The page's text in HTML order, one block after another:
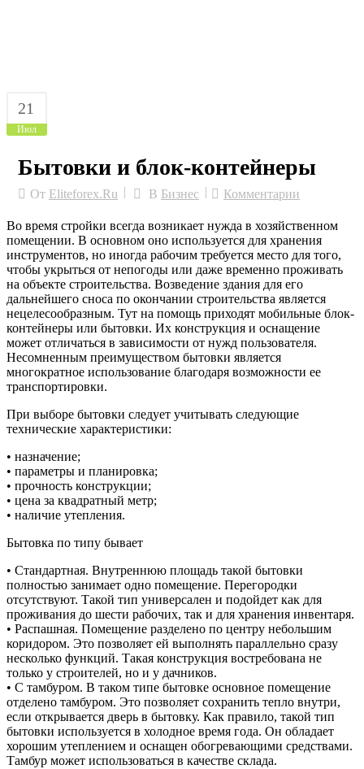
21
Июл
Бытовки и блок-контейнеры
От Eliteforex.ru В Бизнес Комментарии
Во время стройки всегда возникает нужда в хозяйственном
помещении. В основном оно используется для хранения
инструментов, но иногда рабочим требуется место для того,
чтобы укрыться от непогоды или даже временно проживать
на объекте строительства. Возведение здания для его
дальнейшего сноса по окончании строительства является
нецелесообразным. Тут на помощь приходят мобильные блок-
контейнеры или бытовки. Их конструкция и оснащение
может отличаться в зависимости от нужд пользователя.
Несомненным преимуществом бытовки является
многократное использование благодаря возможности ее
транспортировки.
При выборе бытовки следует учитывать следующие
технические характеристики:
• назначение;
• параметры и планировка;
• прочность конструкции;
• цена за квадратный метр;
• наличие утепления.
Бытовка по типу бывает
• Стандартная. Внутреннюю площадь такой бытовки
полностью занимает одно помещение. Перегородки
отсутствуют. Такой тип универсален и подойдет как для
проживания до шести рабочих, так и для хранения инвентаря.
• Распашная. Помещение разделено по центру небольшим
коридором. Это позволяет ей выполнять параллельно сразу
несколько функций. Такая конструкция востребована не
только у строителей, но и у дачников.
• С тамбуром. В таком типе бытовке основное помещение
отделено тамбуром. Это позволяет сохранить тепло внутри,
если открывается дверь в бытовку. Как правило, такой тип
бытовки используется в холодное время года. Он обладает
хорошим утеплением и оснащен обогревающими средствами.
Тамбур может использоваться в качестве склада.